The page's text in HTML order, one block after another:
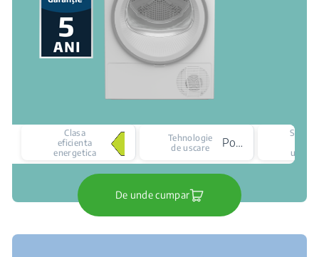
Clasa
eficienta
energetica
Tehnologie
de uscare
Pompa de caldura
Senzor
uscare
De unde cumpar